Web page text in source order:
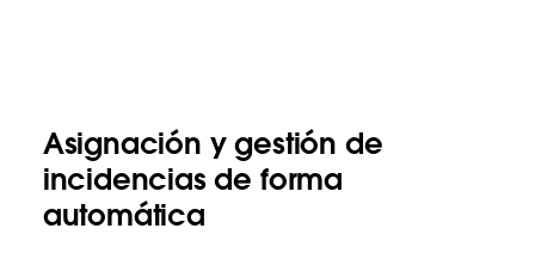
Asignación y gestión de
incidencias de forma
automática